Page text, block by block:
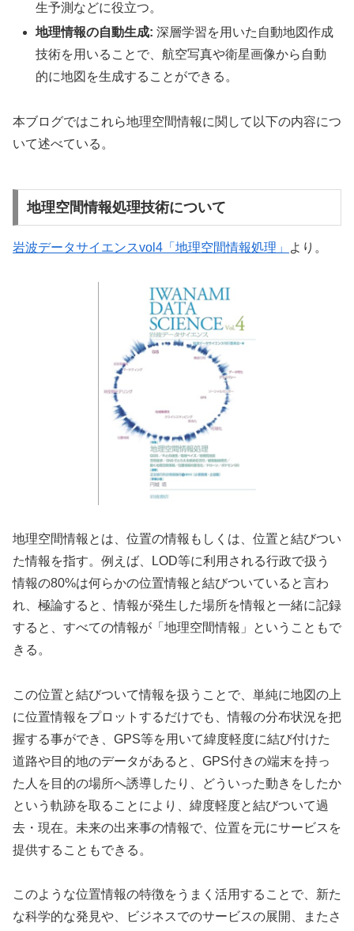
生予測などに役立つ。
地理情報の自動生成: 深層学習を用いた自動地図作成
技術を用いることで、航空写真や衛星画像から自動
的に地図を生成することができる。
本ブログではこれら地理空間情報に関して以下の内容につ
いて述べている。
地理空間情報処理技術について
岩波データサイエンスvol4「地理空間情報処理」 より。
地理空間情報とは、位置の情報もしくは、位置と結びつい
た情報を指す。例えば、LOD等に利用される行政で扱う
情報の80%は何らかの位置情報と結びついていると言わ
れ、極論すると、情報が発生した場所を情報と一緒に記録
すると、すべての情報が「地理空間情報」ということもで
きる。
この位置と結びついて情報を扱うことで、単純に地図の上
に位置情報をプロットするだけでも、情報の分布状況を把
握する事ができ、GPS等を用いて緯度軽度に結び付けた
道路や目的地のデータがあると、GPS付きの端末を持っ
た人を目的の場所へ誘導したり、どういった動きをしたか
という軌跡を取ることにより、緯度軽度と結びついて過
去・現在。未来の出来事の情報で、位置を元にサービスを
提供することもできる。
このような位置情報の特徴をうまく活用することで、新た
な科学的な発見や、ビジネスでのサービスの展開、またさ